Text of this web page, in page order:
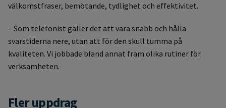
välkomstfraser, bemötande, tydlighet och effektivitet.
– Som telefonist gäller det att vara snabb och hålla
svarstiderna nere, utan att för den skull tumma på
kvaliteten. Vi jobbade bland annat fram olika rutiner för
verksamheten.
Fler uppdrag